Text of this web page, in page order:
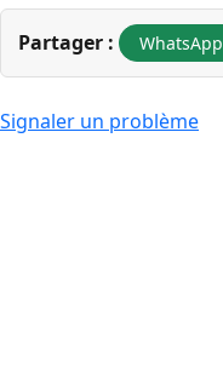
Partager : WhatsApp
Signaler un problème